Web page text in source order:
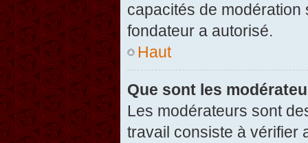
capacités de modération
fondateur a autorisé.
Haut
Que sont les
Les modérateurs sont
travail consiste à vérifier